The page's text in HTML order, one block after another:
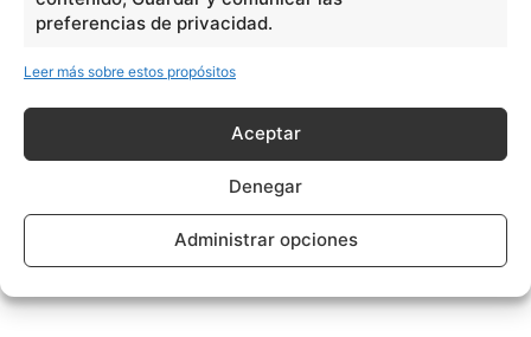
preferencias de privacidad.
Leer más sobre estos propósitos
Aceptar
Denegar
Administrar opciones